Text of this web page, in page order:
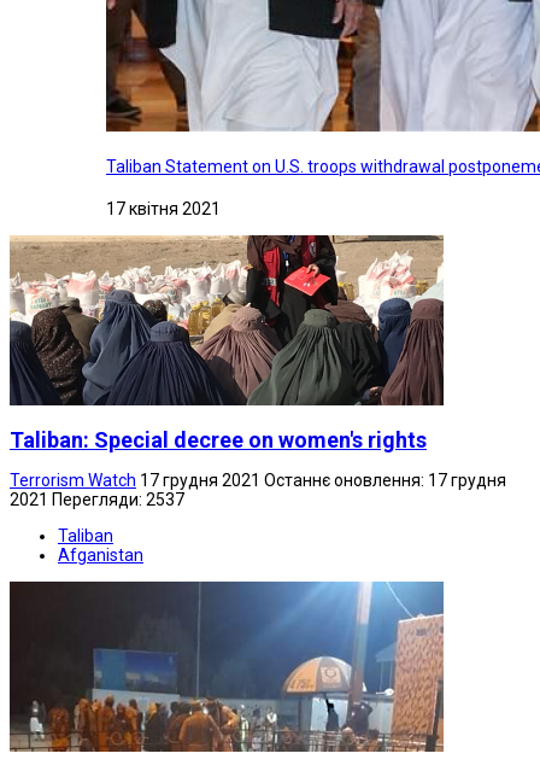
Taliban Statement on U.S. troops withdrawal
17 квітня 2021
Taliban: Special decree on women's rights
Terrorism Watch 17 грудня 2021 Останнє оновлення: 17 грудня
2021 Перегляди: 2537
Taliban
Afganistan